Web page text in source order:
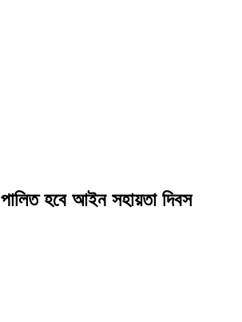
হবে আইন সহায়তা দিবস